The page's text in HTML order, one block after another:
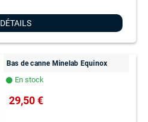
DÉTAILS
Bas de canne Minelab Equinox
lens En stock
29,50 €